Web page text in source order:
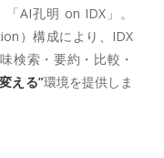
AI孔明 on IDX」。
）構成により、IDX
検索・要約・比較・
える”環境を提供しま